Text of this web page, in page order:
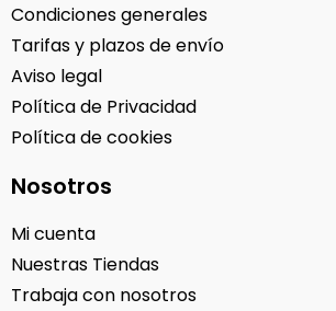
Condiciones generales
Tarifas y plazos de envío
Aviso legal
Política de Privacidad
Política de cookies
Nosotros
Mi cuenta
Nuestras Tiendas
Trabaja con nosotros